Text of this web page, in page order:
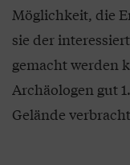
Möglichkeit, die
sie der
gemacht werden
Archäologen gut
Gelände